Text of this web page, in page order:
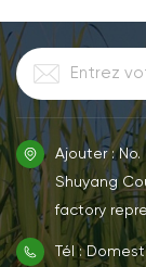
Ajouter : No.
Shuyang
factory
Tél :